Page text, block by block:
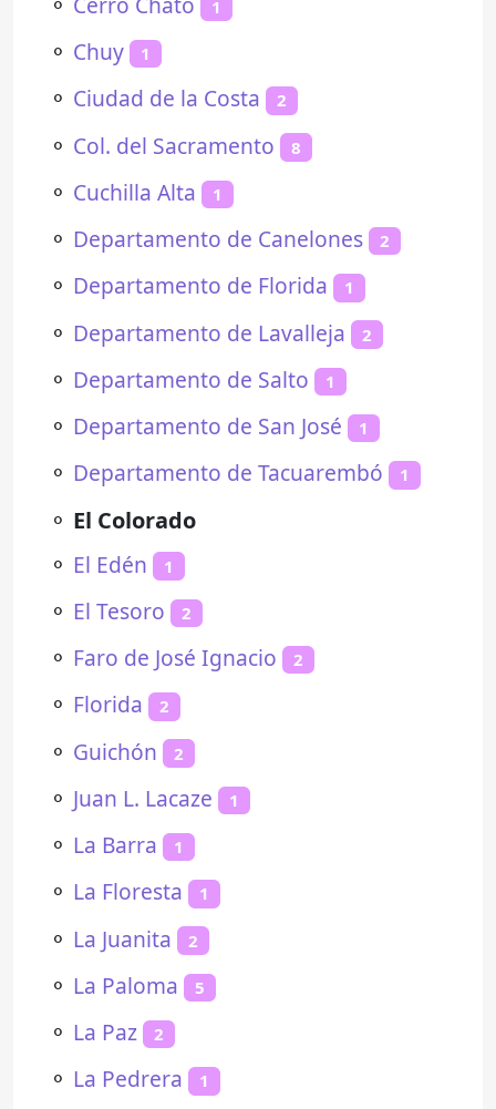
1
⚬ Chuy 1
⚬ Ciudad de la Costa 2
⚬ Col. del Sacramento 8
⚬ Cuchilla Alta 1
⚬ Departamento de Canelones 2
⚬ Departamento de Florida 1
⚬ Departamento de Lavalleja 2
⚬ Departamento de Salto 1
⚬ Departamento de San José 1
⚬ Departamento de Tacuarembó 1
⚬ El Colorado
⚬ El Edén 1
⚬ El Tesoro 2
⚬ Faro de José Ignacio 2
⚬ Florida 2
⚬ Guichón 2
⚬ Juan L. Lacaze 1
⚬ La Barra 1
⚬ La Floresta 1
⚬ La Juanita 2
⚬ La Paloma 5
⚬ La Paz 2
⚬ La Pedrera 1